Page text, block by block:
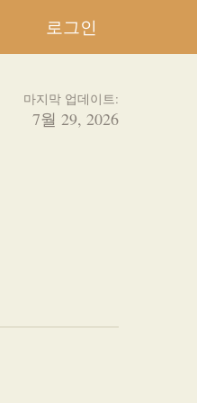
로그인
마지막 업데이트:
7월 29, 2026